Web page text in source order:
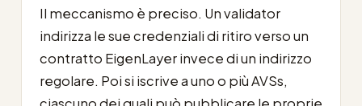
Il meccanismo è preciso. Un validator
indirizza le sue credenziali di ritiro verso un
contratto EigenLayer invece di un indirizzo
regolare. Poi si iscrive a uno o più AVSs,